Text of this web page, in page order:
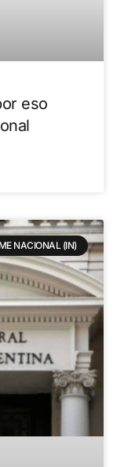
eso
NACIONAL (IN)